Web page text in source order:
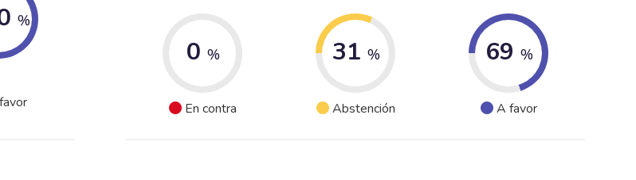
%
0 %
En contra
31 %
Abstención
69 %
A favor